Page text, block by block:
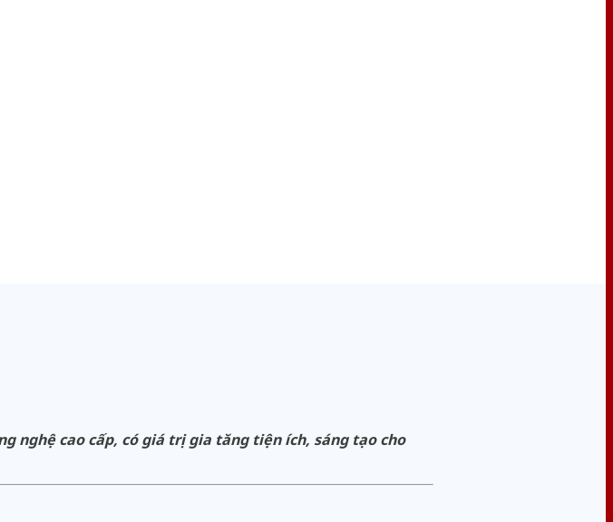
nghệ cao cấp, có giá trị gia tăng tiện ích, sáng tạo cho